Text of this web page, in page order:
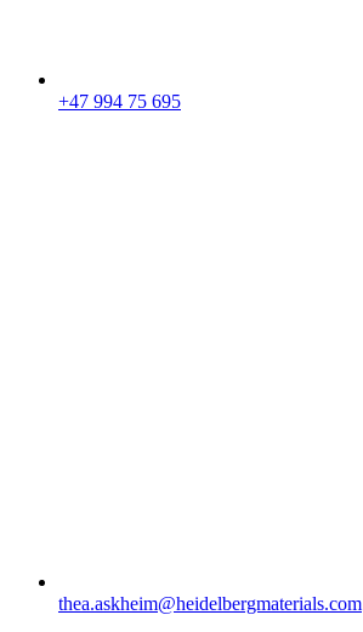
+47 994 75 695
thea.askheim​@heidelbergmaterials.com